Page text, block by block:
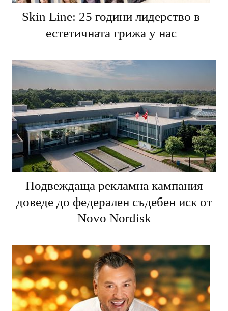
Skin Line: 25 години лидерство в
естетичната грижа у нас
Подвеждаща рекламна кампания
доведе до федерален съдебен иск от
Novo Nordisk